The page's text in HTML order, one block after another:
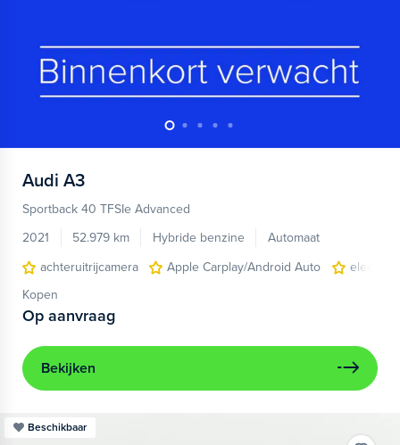
Audi A3
Sportback 40 TFSIe Advanced
2021
52.979 km Hybride benzine
Automaat
achteruitrijcamera
Apple Carplay/Android Auto
Kopen
Op aanvraag
Bekijken
Beschikbaar